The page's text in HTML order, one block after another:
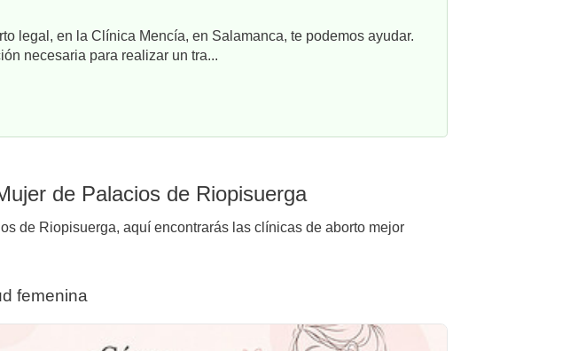
legal, en la Clínica Mencía, en Salamanca, te podemos ayudar.
necesaria para realizar un tra...
de Palacios de Riopisuerga
de Riopisuerga, aquí encontrarás las clínicas de aborto mejor
femenina